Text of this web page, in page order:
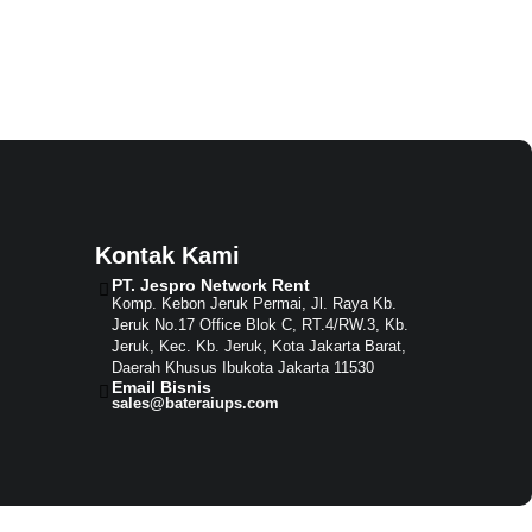
Kontak Kami
PT. Jespro Network Rent​
Komp. Kebon Jeruk Permai, Jl. Raya Kb.
Jeruk No.17 Office Blok C, RT.4/RW.3, Kb.
Jeruk, Kec. Kb. Jeruk, Kota Jakarta Barat,
Daerah Khusus Ibukota Jakarta 11530
Email Bisnis​
sales@bateraiups.com